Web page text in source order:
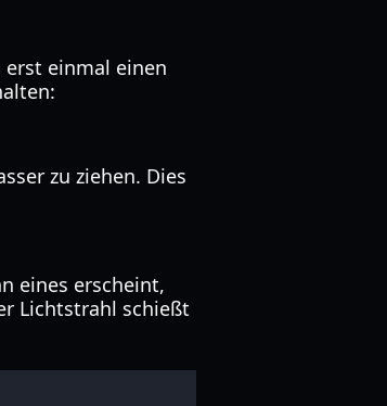
einmal einen
zu ziehen. Dies
eines erscheint,
Lichtstrahl schießt